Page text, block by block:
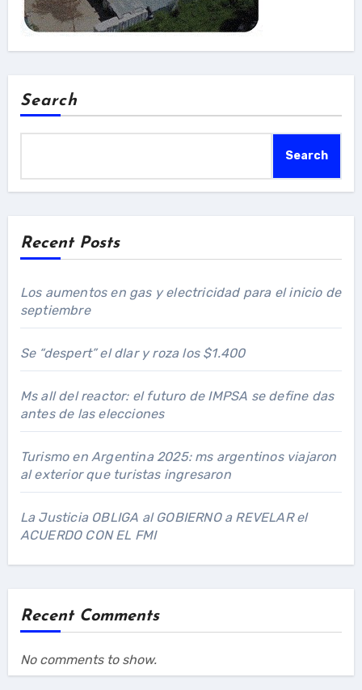
Search
Search
Recent Posts
Los aumentos en gas y electricidad para el inicio de
septiembre
Se “despert” el dlar y roza los $1.400
Ms all del reactor: el futuro de IMPSA se define das
antes de las elecciones
Turismo en Argentina 2025: ms argentinos viajaron
al exterior que turistas ingresaron
La Justicia OBLIGA al GOBIERNO a REVELAR el
ACUERDO CON EL FMI
Recent Comments
No comments to show.